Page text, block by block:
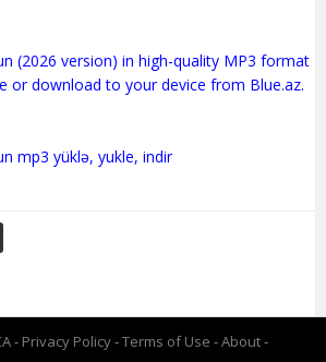
(2026 version) in high-quality MP3 format
or download to your device from Blue.az.
Privacy Policy Terms of Use
About